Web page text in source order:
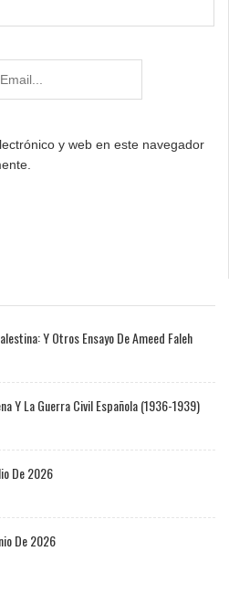
y web en este navegador
Y Otros Ensayo De Ameed Faleh
Y La Guerra Civil Española (1936-1939)
De 2026
De 2026